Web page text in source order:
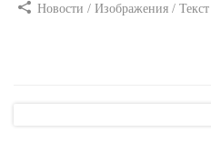
Новости / Изображения /